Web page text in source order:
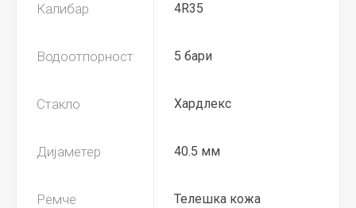
Калибар 4R35
Водоотпорност 5 бари
Стакло Хардлекс
Дијаметер 40.5 мм
Ремче Телешка кожа